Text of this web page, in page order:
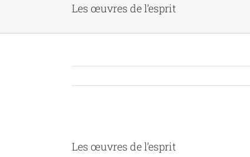
Les œuvres de l’esprit
agrandie
Les œuvres de l’esprit